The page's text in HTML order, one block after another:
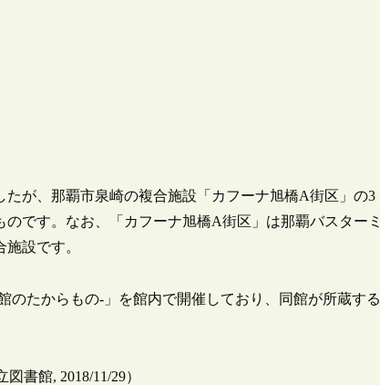
が、那覇市泉崎の複合施設「カフーナ旭橋A街区」の3
です。なお、「カフーナ旭橋A街区」は那覇バスターミ
設です。
のたからもの‐」を館内で開催しており、同館が所蔵する
書館, 2018/11/29）